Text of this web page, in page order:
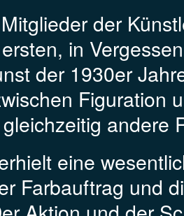
der
in
der 1930er
Figuration
andere
eine
Farbauftrag und